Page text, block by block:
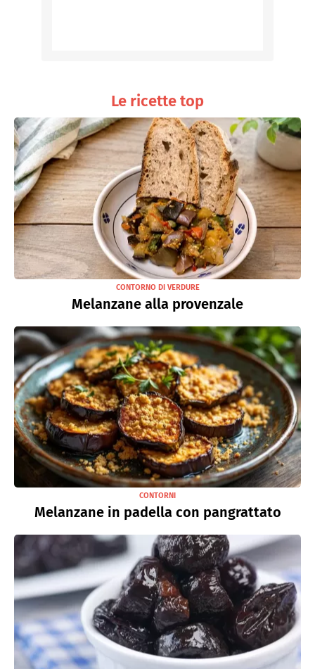
Le ricette top
CONTORNO DI VERDURE
Melanzane alla provenzale
CONTORNI
Melanzane in padella con pangrattato